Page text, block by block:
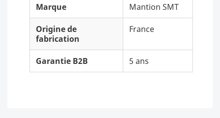
Marque Mantion SMT
Origine de
fabrication
France
Garantie B2B 5 ans